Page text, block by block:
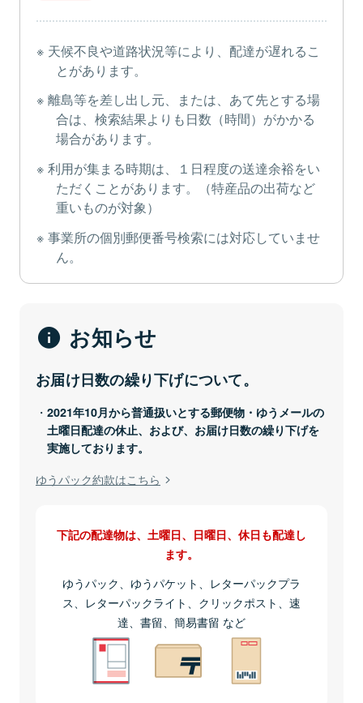
天候不良や道路状況等により、配達が遅れるこ
とがあります。
離島等を差し出し元、または、あて先とする場
合は、検索結果よりも日数（時間）がかかる
場合があります。
利用が集まる時期は、１日程度の送達余裕をい
ただくことがあります。（特産品の出荷など
重いものが対象）
事業所の個別郵便番号検索には対応していませ
ん。
お知らせ
お届け日数の繰り下げについて。
2021年10月から普通扱いとする郵便物・ゆうメールの
土曜日配達の休止、および、お届け日数の繰り下げを
実施しております。
ゆうパック約款はこちら
下記の配達物は、土曜日、日曜日、休日も配達し
ます。
ゆうパック、ゆうパケット、レターパックプラ
ス、レターパックライト、クリックポスト、速
達、書留、簡易書留 など